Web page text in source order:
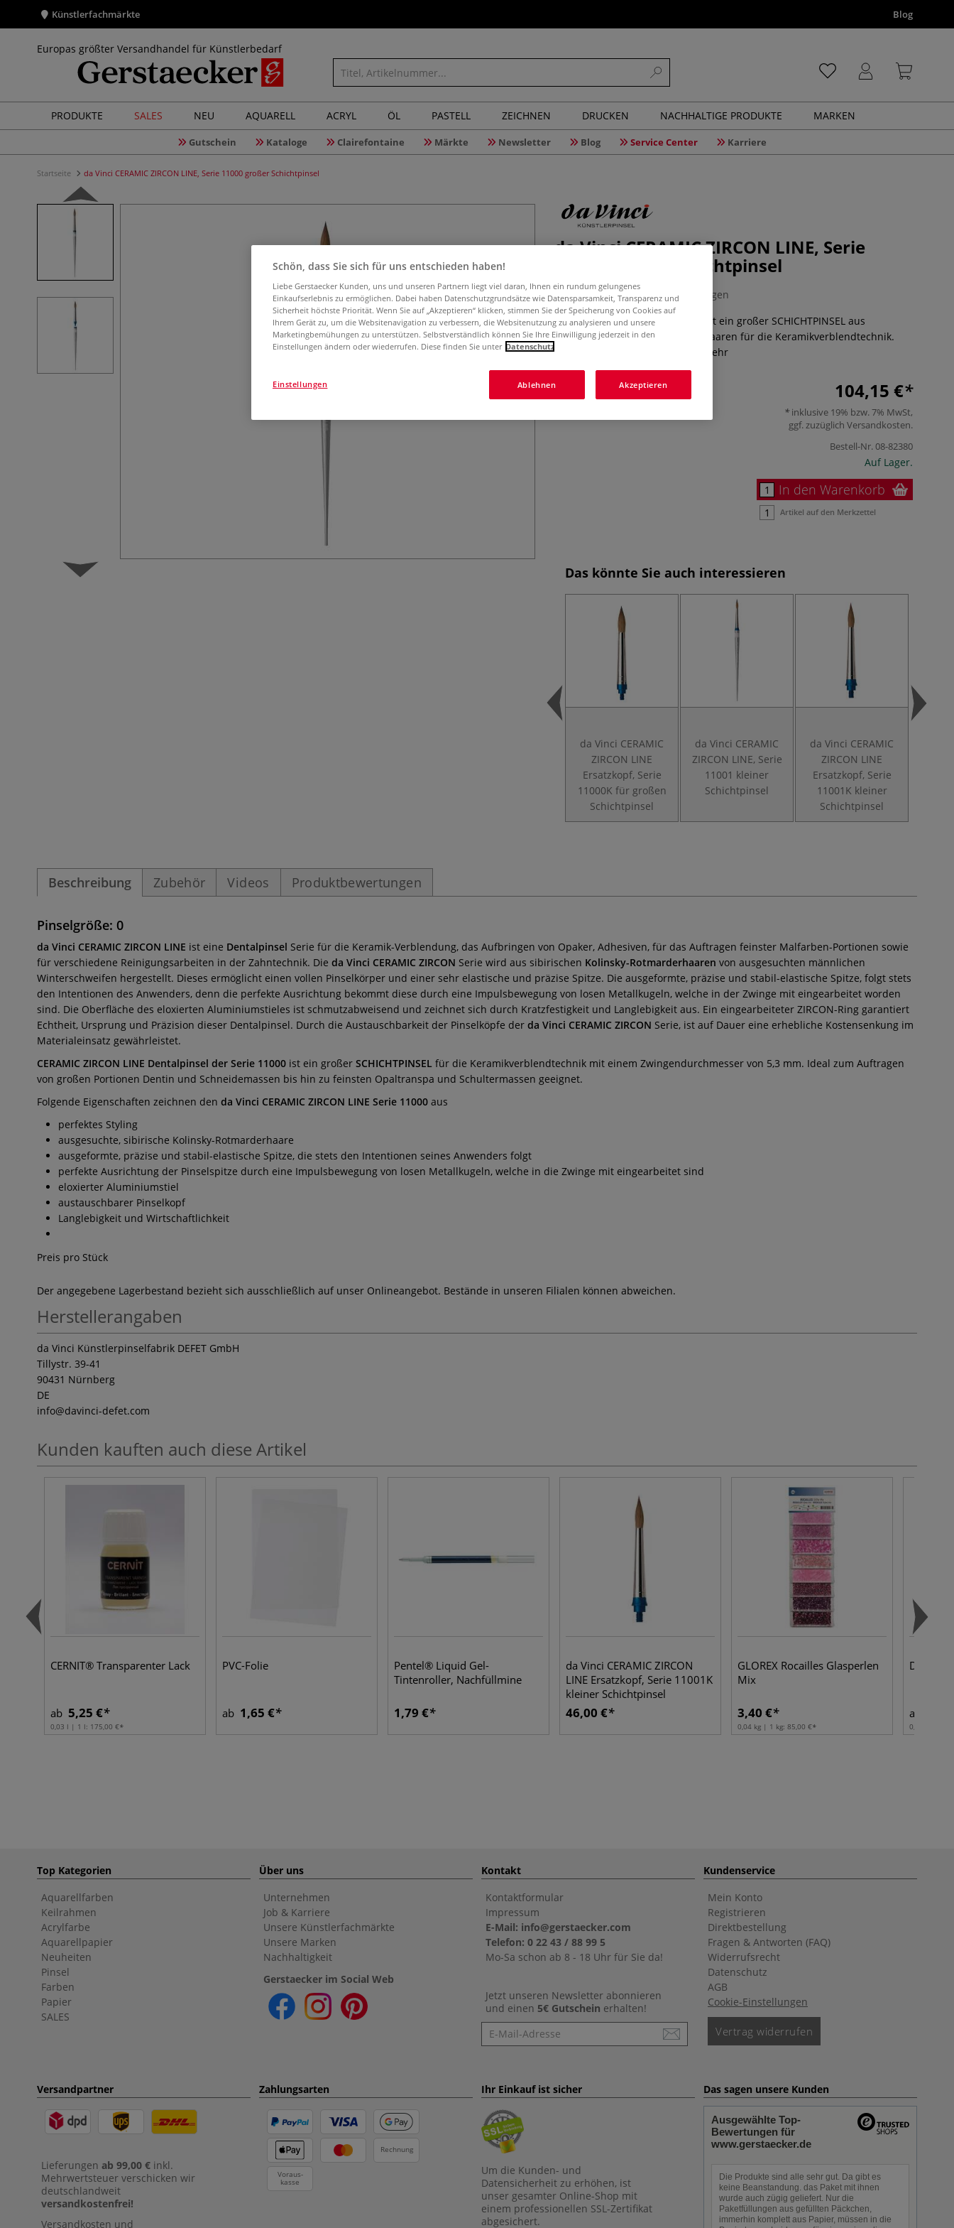
Künstlerfachmärkte Blog
Europas größter Versandhandel für Künstlerbedarf
PRODUKTE SALES NEU AQUARELL ACRYL ÖL PASTELL ZEICHNEN DRUCKEN NACHHALTIGE PRODUKTE MARKEN
Gutschein Kataloge Clairefontaine Märkte Newsletter Blog Service Center Karriere
Startseite da Vinci CERAMIC ZIRCON LINE, Serie 11000 großer Schichtpinsel
da Vinci CERAMIC ZIRCON LINE, Serie
11000 großer Schichtpinsel
0 Bewertungen
da Vinci CERAMIC ZIRCON LINE ist ein großer SCHICHTPINSEL aus
sibirischen Kolinsky-Rotmarderhaaren für die Keramikverblendtechnik.
Mehr
104,15 €
inklusive 19% bzw. 7% MwSt,
ggf. zuzüglich Versandkosten.
Bestell-Nr.08-82380
Auf Lager.
In den Warenkorb
Artikel auf den Merkzettel
Das könnte Sie auch interessieren
da Vinci CERAMIC
ZIRCON LINE
Ersatzkopf, Serie
11000K für großen
Schichtpinsel
da Vinci CERAMIC
ZIRCON LINE, Serie
11001 kleiner
Schichtpinsel
da Vinci CERAMIC
ZIRCON LINE
Ersatzkopf, Serie
11001K kleiner
Schichtpinsel
Beschreibung Zubehör Videos Produktbewertungen
Pinselgröße: 0
da Vinci CERAMIC ZIRCON LINE ist eine Dentalpinsel Serie für die Keramik-Verblendung, das Aufbringen von Opaker, Adhesiven, für das Auftragen feinster Malfarben-Portionen sowie
für verschiedene Reinigungsarbeiten in der Zahntechnik. Die da Vinci CERAMIC ZIRCON Serie wird aus sibirischen Kolinsky-Rotmarderhaaren von ausgesuchten männlichen
Winterschweifen hergestellt. Dieses ermöglicht einen vollen Pinselkörper und einer sehr elastische und präzise Spitze. Die ausgeformte, präzise und stabil-elastische Spitze, folgt stets
den Intentionen des Anwenders, denn die perfekte Ausrichtung bekommt diese durch eine Impulsbewegung von losen Metallkugeln, welche in der Zwinge mit eingearbeitet worden
sind. Die Oberfläche des eloxierten Aluminiumstieles ist schmutzabweisend und zeichnet sich durch Kratzfestigkeit und Langlebigkeit aus. Ein eingearbeiteter ZIRCON-Ring garantiert
Echtheit, Ursprung und Präzision dieser Dentalpinsel. Durch die Austauschbarkeit der Pinselköpfe der da Vinci CERAMIC ZIRCON Serie, ist auf Dauer eine erhebliche Kostensenkung im
Materialeinsatz gewährleistet.
CERAMIC ZIRCON LINE Dentalpinsel der Serie 11000 ist ein großer SCHICHTPINSEL für die Keramikverblendtechnik mit einem Zwingendurchmesser von 5,3 mm. Ideal zum Auftragen
von großen Portionen Dentin und Schneidemassen bis hin zu feinsten Opaltranspa und Schultermassen geeignet.
Folgende Eigenschaften zeichnen den da Vinci CERAMIC ZIRCON LINE Serie 11000 aus
perfektes Styling
ausgesuchte, sibirische Kolinsky-Rotmarderhaare
ausgeformte, präzise und stabil-elastische Spitze, die stets den Intentionen seines Anwenders folgt
perfekte Ausrichtung der Pinselspitze durch eine Impulsbewegung von losen Metallkugeln, welche in die Zwinge mit eingearbeitet sind
eloxierter Aluminiumstiel
austauschbarer Pinselkopf
Langlebigkeit und Wirtschaftlichkeit
Preis pro Stück
Der angegebene Lagerbestand bezieht sich ausschließlich auf unser Onlineangebot. Bestände in unseren Filialen können abweichen.
Herstellerangaben
da Vinci Künstlerpinselfabrik DEFET GmbH
Tillystr. 39-41
90431 Nürnberg
DE
info@davinci-defet.com
Kunden kauften auch diese Artikel
CERNIT® Transparenter Lack
ab 5,25 €
0,03 l | 1 l: 175,00 €
PVC-Folie
ab 1,65 €
Pentel® Liquid Gel-
Tintenroller, Nachfüllmine
1,79 €
da Vinci CERAMIC ZIRCON
LINE Ersatzkopf, Serie 11001K
kleiner Schichtpinsel
46,00 €
GLOREX Rocailles Glasperlen
Mix
3,40 €
0,04 kg | 1 kg: 85,00 €
ab
0,25 kg | 1
Top Kategorien
Aquarellfarben
Keilrahmen
Acrylfarbe
Aquarellpapier
Neuheiten
Pinsel
Farben
Papier
SALES
Über uns
Unternehmen
Job & Karriere
Unsere Künstlerfachmärkte
Unsere Marken
Nachhaltigkeit
Gerstaecker im Social Web
Kontakt
Kontaktformular
Impressum
E-Mail: info@gerstaecker.com
Telefon: 0 22 43 / 88 99 5
Mo-Sa schon ab 8 - 18 Uhr für Sie da!
Jetzt unseren Newsletter abonnieren
und einen 5€ Gutschein erhalten!
Newsletter
Kundenservice
Mein Konto
Registrieren
Direktbestellung
Fragen & Antworten (FAQ)
Widerrufsrecht
Datenschutz
AGB
Cookie-Einstellungen
Vertrag widerrufen
Versandpartner
Lieferungen ab 99,00 € inkl.
Mehrwertsteuer verschicken wir
deutschlandweit
versandkostenfrei!
Versandkosten und
Zahlungsarten
Rechnung
Voraus-
kasse
Ihr Einkauf ist sicher
Um die Kunden- und
Datensicherheit zu erhöhen, ist
unser gesamter Online-Shop mit
einem professionellen SSL-Zertifikat
abgesichert.
Das sagen unsere Kunden
Ausgewählte Top-
Bewertungen für
www.gerstaecker.de
Die Produkte sind alle sehr gut. Da gibt es
keine Beanstandung. das Paket mit ihnen
wurde auch zügig geliefert. Nur die
Paketfüllungen aus gefüllten Päckchen,
immerhin komplett aus Papier, müssen in die
Schön, dass Sie sich für uns entschieden haben!
Liebe Gerstaecker Kunden, uns und unseren Partnern liegt viel daran, Ihnen ein rundum gelungenes
Einkaufserlebnis zu ermöglichen. Dabei haben Datenschutzgrundsätze wie Datensparsamkeit, Transparenz und
Sicherheit höchste Priorität. Wenn Sie auf „Akzeptieren“ klicken, stimmen Sie der Speicherung von Cookies auf
Ihrem Gerät zu, um die Websitenavigation zu verbessern, die Websitenutzung zu analysieren und unsere
Marketingbemühungen zu unterstützen. Selbstverständlich können Sie Ihre Einwilligung jederzeit in den
Einstellungen ändern oder wiederrufen. Diese finden Sie unter Datenschutz
Ablehnen Akzeptieren
Einstellungen